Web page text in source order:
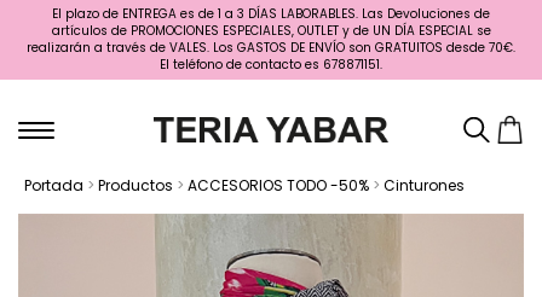
El plazo de ENTREGA es de 1 a 3 DÍAS LABORABLES. Las Devoluciones de
artículos de PROMOCIONES ESPECIALES, OUTLET y de UN DÍA ESPECIAL se
realizarán a través de VALES. Los GASTOS DE ENVÍO son GRATUITOS desde 70€.
El teléfono de contacto es 678871151.
Portada > Productos > ACCESORIOS TODO -50% > Cinturones